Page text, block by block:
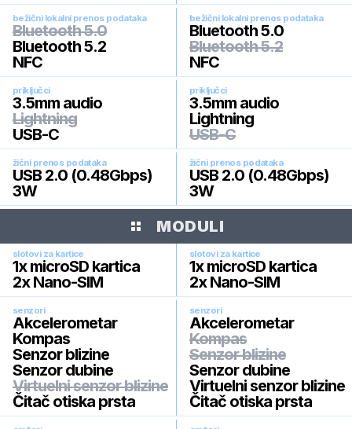
bežični lokalni prenos podataka
Bluetooth 5.0
Bluetooth 5.2
NFC
bežični lokalni prenos podataka
Bluetooth 5.0
Bluetooth 5.2
NFC
priključci
3.5mm audio
Lightning
USB-C
priključci
3.5mm audio
Lightning
USB-C
žični prenos podataka
USB 2.0 (0.48Gbps)
3W
žični prenos podataka
USB 2.0 (0.48Gbps)
3W
MODULI
slotovi za kartice
1x microSD kartica
2x Nano-SIM
slotovi za kartice
1x microSD kartica
2x Nano-SIM
senzori
Akcelerometar
Kompas
Senzor blizine
Senzor dubine
Virtuelni senzor blizine
Čitač otiska prsta
senzori
Akcelerometar
Kompas
Senzor blizine
Senzor dubine
Virtuelni senzor blizine
Čitač otiska prsta